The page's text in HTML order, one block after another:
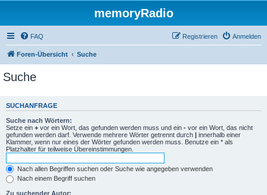
memoryRadio
FAQ Anmelden
Registrieren
Foren-Übersicht Suche
Suche
SUCHANFRAGE
Suche nach Wörtern:
Setze ein + vor ein Wort, das gefunden werden muss und ein - vor ein Wort, das nicht
gefunden werden darf. Verwende mehrere Wörter getrennt durch | innerhalb einer
Klammer, wenn nur eines der Wörter gefunden werden muss. Benutze ein * als
Platzhalter für teilweise Übereinstimmungen.
Nach allen Begriffen suchen oder Suche wie angegeben verwenden
Nach einem Begriff suchen
Zu suchender Autor: